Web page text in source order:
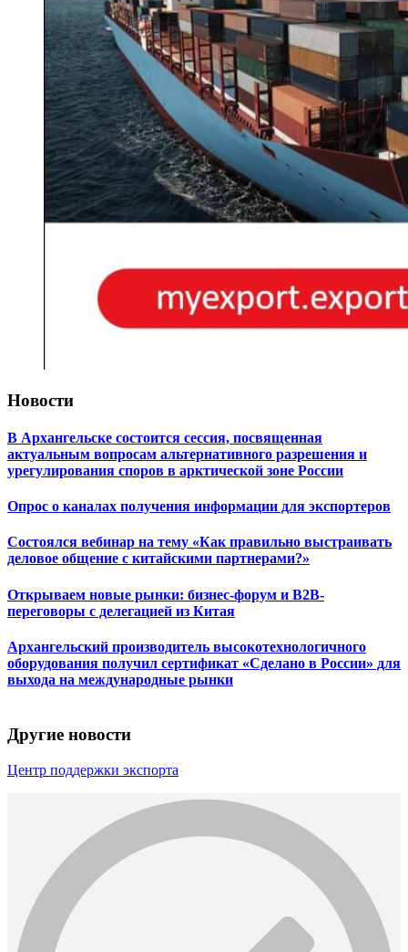
Новости
В Архангельске состоится сессия, посвященная
актуальным вопросам альтернативного разрешения и
урегулирования споров в арктической зоне России
Опрос о каналах получения информации для экспортеров
Состоялся вебинар на тему «Как правильно выстраивать
деловое общение с китайскими партнерами?»
Открываем новые рынки: бизнес-форум и B2B-
переговоры с делегацией из Китая
Архангельский производитель высокотехнологичного
оборудования получил сертификат «Сделано в России» для
выхода на международные рынки
Другие новости
Центр поддержки экспорта